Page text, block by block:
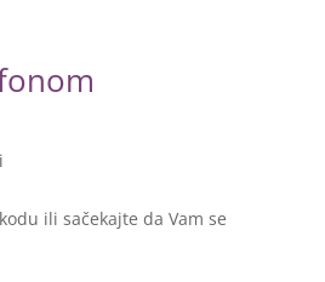
ili sačekajte da Vam se